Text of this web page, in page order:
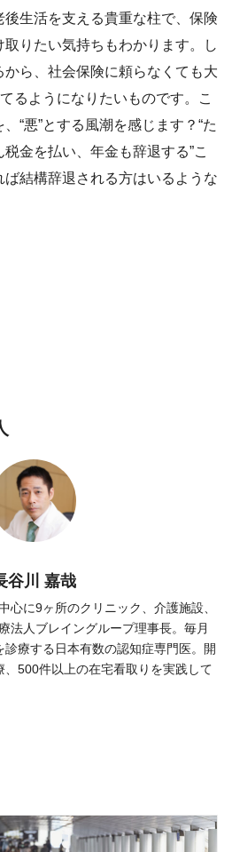
生活を支える貴重な柱で、保険
りたい気持ちもわかります。し
ら、社会保険に頼らなくても大
るようになりたいものです。こ
“悪”とする風潮を感じます？“た
金を払い、年金も辞退する”こ
結構辞退される方はいるような
谷川 嘉哉
心に9ヶ所のクリニック、介護施設、
法人ブレイングループ理事長。毎月
療する日本有数の認知症専門医。開
500件以上の在宅看取りを実践して